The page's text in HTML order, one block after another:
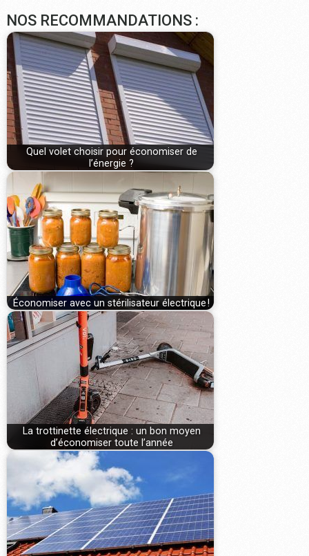
NOS RECOMMANDATIONS :
Quel volet choisir pour économiser de
l’énergie ?
Économiser avec un stérilisateur électrique !
La trottinette électrique : un bon moyen
d’économiser toute l’année